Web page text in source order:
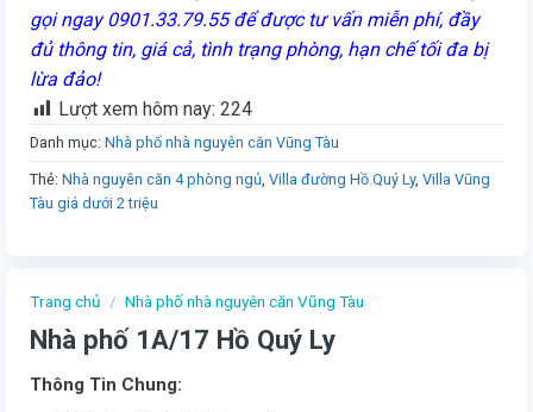
Trang chủ / Nhà phố nhà nguyên căn Vũng Tàu
Nhà phố 1A/17 Hồ Quý Ly
Thông Tin Chung:
gọi ngay 0901.33.79.55 để được tư vấn miễn phí, đầy
đủ thông tin, giá cả, tình trạng phòng, hạn chế tối đa bị
lừa đảo!
Lượt xem hôm nay: 224
Danh mục: Nhà phố nhà nguyên căn Vũng Tàu
Thẻ: Nhà nguyên căn 4 phòng ngủ, Villa đường Hồ Quý Ly, Villa Vũng
Tàu giá dưới 2 triệu